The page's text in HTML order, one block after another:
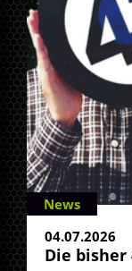
News
04.07.2026
Die bisher